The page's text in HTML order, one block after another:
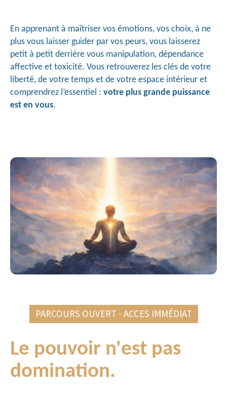
En apprenant à maîtriser vos émotions, vos choix, à ne
plus vous laisser guider par vos peurs, vous laisserez
petit à petit derrière vous manipulation, dépendance
affective et toxicité. Vous retrouverez les clés de votre
liberté, de votre temps et de votre espace intérieur et
comprendrez l’essentiel : votre plus grande puissance
est en vous.
PARCOURS OUVERT - ACCES IMMÉDIAT
Le pouvoir n'est pas
domination.